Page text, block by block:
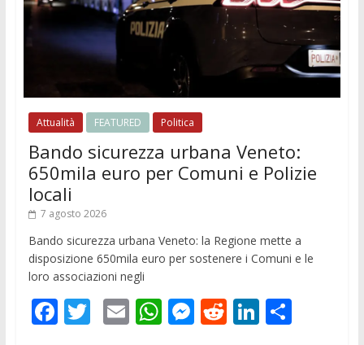
Attualità FEATURED Politica
Bando sicurezza urbana Veneto:
650mila euro per Comuni e Polizie
locali
7 agosto 2026
Bando sicurezza urbana Veneto: la Regione mette a
disposizione 650mila euro per sostenere i Comuni e le
loro associazioni negli
F T E W M R Li C